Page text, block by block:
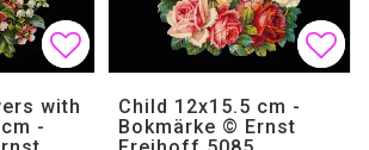
Lägg till i favoritlistan
Lägg till i favoritlistan
with
-
Child 12x15.5 cm -
Bokmärke © Ernst